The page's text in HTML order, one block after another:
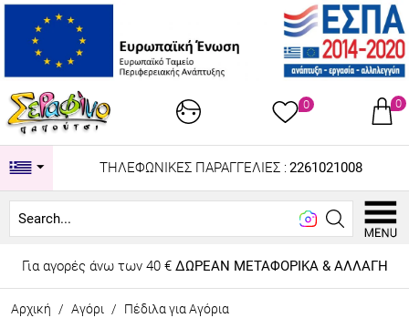
0 0
ΤΗΛΕΦΩΝΙΚΕΣ ΠΑΡΑΓΓΕΛΙΕΣ : 2261021008
Looki
Για αγορές άνω των 40 € ΔΩΡΕΑΝ ΜΕΤΑΦΟΡΙΚΑ & ΑΛΛΑΓΗ
Αρχική / Αγόρι / Πέδιλα για Αγόρια